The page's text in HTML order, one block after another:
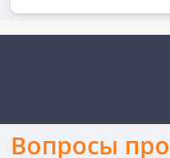
Вопросы про